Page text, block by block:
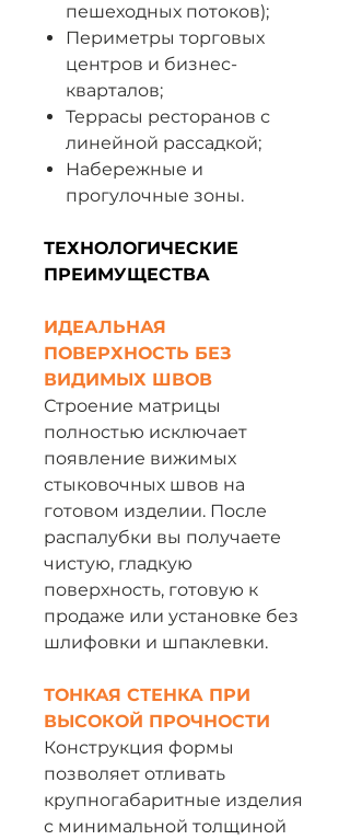
пешеходных потоков);
Периметры торговых
центров и бизнес-
кварталов;
Террасы ресторанов с
линейной рассадкой;
Набережные и
прогулочные зоны.
ТЕХНОЛОГИЧЕСКИЕ
ПРЕИМУЩЕСТВА
ИДЕАЛЬНАЯ
ПОВЕРХНОСТЬ БЕЗ
ВИДИМЫХ ШВОВ
Строение матрицы
полностью исключает
появление вижимых
стыковочных швов на
готовом изделии. После
распалубки вы получаете
чистую, гладкую
поверхность, готовую к
продаже или установке без
шлифовки и шпаклевки.
ТОНКАЯ СТЕНКА ПРИ
ВЫСОКОЙ ПРОЧНОСТИ
Конструкция формы
позволяет отливать
крупногабаритные изделия
с минимальной толщиной